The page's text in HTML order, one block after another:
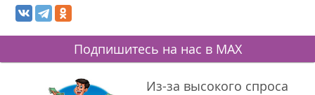
Подпишитесь на нас в MAX
Из-за высокого спроса